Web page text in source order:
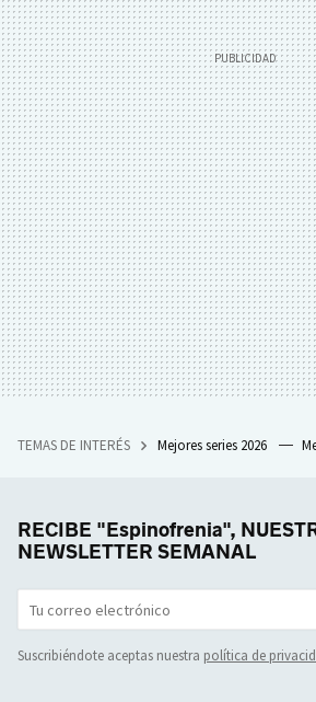
TEMAS DE INTERÉS Mejores series 2026
RECIBE "Espinofrenia",
NEWSLETTER SEMANAL
Suscribiéndote aceptas nuestra política de